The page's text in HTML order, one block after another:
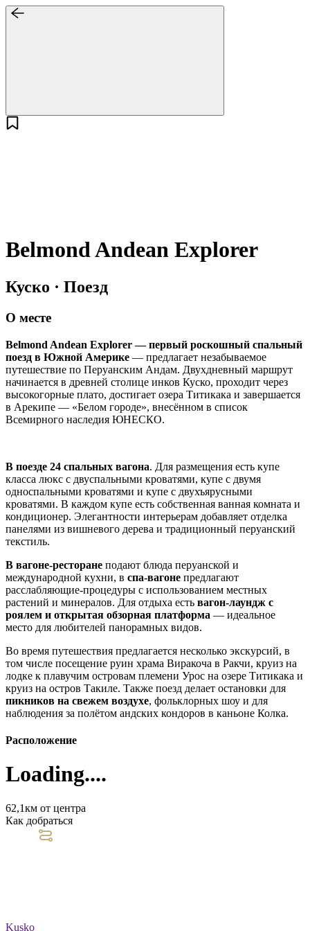
Belmond Andean Explorer
Куско · Поезд
О месте
Belmond Andean Explorer — первый роскошный спальный
поезд в Южной Америке — предлагает незабываемое
путешествие по Перуанским Андам. Двухдневный маршрут
начинается в древней столице инков Куско, проходит через
высокогорные плато, достигает озера Титикака и завершается
в Арекипе — «Белом городе», внесённом в список
Всемирного наследия ЮНЕСКО.
В поезде 24 спальных вагона. Для размещения есть купе
класса люкс с двуспальными кроватями, купе с двумя
односпальными кроватями и купе с двухъярусными
кроватями. В каждом купе есть собственная ванная комната и
кондиционер. Элегантности интерьерам добавляет отделка
панелями из вишневого дерева и традиционный перуанский
текстиль.
В вагоне-ресторане подают блюда перуанской и
международной кухни, в спа-вагоне предлагают
расслабляющие-процедуры с использованием местных
растений и минералов. Для отдыха есть вагон-лаундж с
роялем и открытая обзорная платформа — идеальное
место для любителей панорамных видов.
Во время путешествия предлагается несколько экскурсий, в
том числе посещение руин храма Виракоча в Ракчи, круиз на
лодке к плавучим островам племени Урос на озере Титикака и
круиз на остров Такиле. Также поезд делает остановки для
пикников на свежем воздухе, фольклорных шоу и для
наблюдения за полётом андских кондоров в каньоне Колка.
Расположение
Loading....
62,1км от центра
Как добраться
Kusko